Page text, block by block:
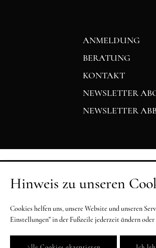
ANMELDUNG
BERATUNG
KONTAKT
NEWSLETTER
NEWSLETTER
Hinweis zu unseren
Cookies helfen uns, unsere Website und unseren
Einstellungen" in der Fußzeile jederzeit ändern